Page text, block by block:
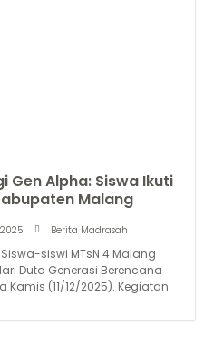
Gen Alpha: Siswa Ikuti
Malang
Berita Madrasah
siswi MTsN 4 Malang
Duta Generasi Berencana
(11/12/2025). Kegiatan